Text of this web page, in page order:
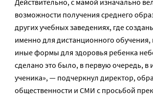
Действительно, с мамой изначально
возможности получения среднего
других учебных заведениях, где
именно для дистанционного обучения,
иные формы для здоровья ребенка
сделано это было, в первую очередь, в
ученика», — подчеркнул директор,
общественности и СМИ с просьбой